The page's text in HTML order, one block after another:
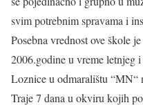
svim potrebnim spravama i
Posebna vrednost ove škole
2006.godine u vreme letnjeg
Loznice u odmaralištu “MN“
Traje 7 dana u okviru kojih